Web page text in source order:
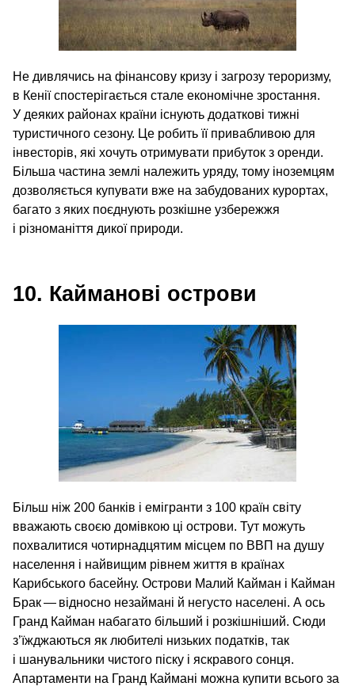
Не дивлячись на фінансову кризу і загрозу тероризму,
в Кенії спостерігається стале економічне зростання.
У деяких районах країни існують додаткові тижні
туристичного сезону. Це робить її привабливою для
інвесторів, які хочуть отримувати прибуток з оренди.
Більша частина землі належить уряду, тому іноземцям
дозволяється купувати вже на забудованих курортах,
багато з яких поєднують розкішне узбережжя
і різноманіття дикої природи.
10. Кайманові острови
Більш ніж 200 банків і емігранти з 100 країн світу
вважають своєю домівкою ці острови. Тут можуть
похвалитися чотирнадцятим місцем по ВВП на душу
населення і найвищим рівнем життя в країнах
Карибського басейну. Острови Малий Кайман і Кайман
Брак — відносно незаймані й негусто населені. А ось
Гранд Кайман набагато більший і розкішніший. Сюди
з’їжджаються як любителі низьких податків, так
і шанувальники чистого піску і яскравого сонця.
Апартаменти на Гранд Каймані можна купити всього за